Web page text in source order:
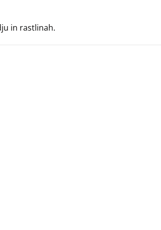
in rastlinah.